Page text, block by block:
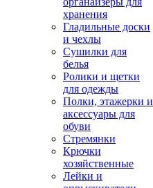
хранения
Гладильные доски
и чехлы
Сушилки для
белья
Ролики и щетки
для одежды
Полки, этажерки и
аксессуары для
обуви
Стремянки
Крючки
хозяйственные
Лейки и